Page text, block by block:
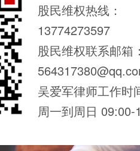
股民维权热线：
13774273597
股民维权联系邮箱
吴爱军律师工作时
周一到周日 09:00-